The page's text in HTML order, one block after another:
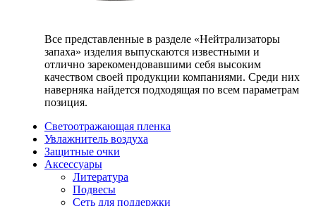
Все представленные в разделе «Нейтрализаторы
запаха» изделия выпускаются известными и
отлично зарекомендовавшими себя высоким
качеством своей продукции компаниями. Среди них
наверняка найдется подходящая по всем параметрам
позиция.
Светоотражающая пленка
Увлажнитель воздуха
Защитные очки
Аксессуары
Литература
Подвесы
Сеть для поддержки